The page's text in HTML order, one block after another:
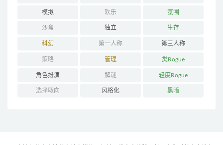
模拟 欢乐 氛围
沙盒 独立 生存
科幻 第一人称 第三人称
策略 管理 类Rogue
角色扮演 解谜 轻度Rogue
选择取向 风格化 黑暗